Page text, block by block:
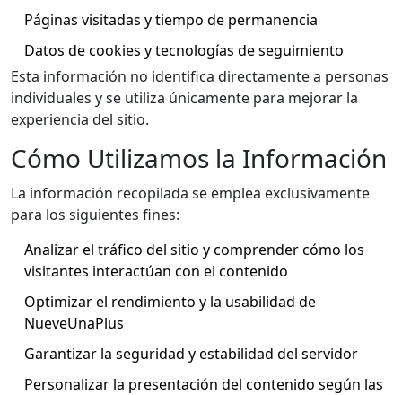
Páginas visitadas y tiempo de permanencia
Datos de cookies y tecnologías de seguimiento
Esta información no identifica directamente a personas
individuales y se utiliza únicamente para mejorar la
experiencia del sitio.
Cómo Utilizamos la Información
La información recopilada se emplea exclusivamente
para los siguientes fines:
Analizar el tráfico del sitio y comprender cómo los
visitantes interactúan con el contenido
Optimizar el rendimiento y la usabilidad de
NueveUnaPlus
Garantizar la seguridad y estabilidad del servidor
Personalizar la presentación del contenido según las